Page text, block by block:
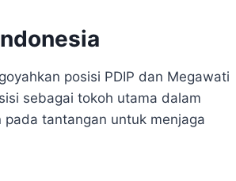
posisi PDIP dan Megawati
sebagai tokoh utama dalam
tantangan untuk menjaga